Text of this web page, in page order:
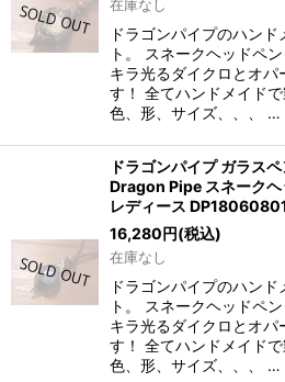
在庫なし
ドラゴンパイプのハン
ト。 スネークヘッドペ
キラ光るダイクロとオ
す！ 全てハンドメイドで
色、形、サイズ、、、 …
ドラゴンパイプ ガラス
Dragon Pipe スネーク
レディース
16,280円(税込)
在庫なし
ドラゴンパイプのハン
ト。 スネークヘッドペ
キラ光るダイクロとオ
す！ 全てハンドメイドで
色、形、サイズ、、、 …